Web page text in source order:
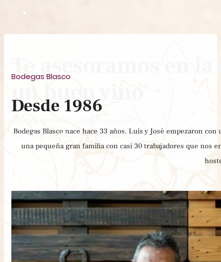
Te asesoramos en
un buen vino
Ven a Bodegas Blasco y sorpréndeles.
Bodegas Blasco
Desde 1986
Bodegas Blasco nace hace 33 años. Luís y José empezaron
una pequeña gran familia con casi 30 trabajadores que nos